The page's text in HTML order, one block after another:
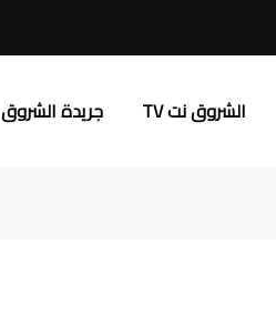
الشروق نت TV جريدة الشروق